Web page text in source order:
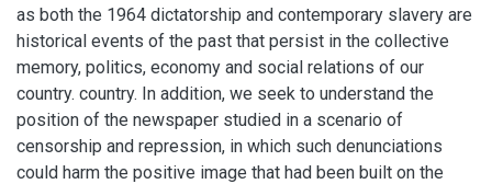
as both the 1964 dictatorship and contemporary slavery are
historical events of the past that persist in the collective
memory, politics, economy and social relations of our
country. country. In addition, we seek to understand the
position of the newspaper studied in a scenario of
censorship and repression, in which such denunciations
could harm the positive image that had been built on the